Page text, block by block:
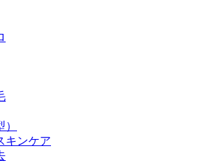
キンケア